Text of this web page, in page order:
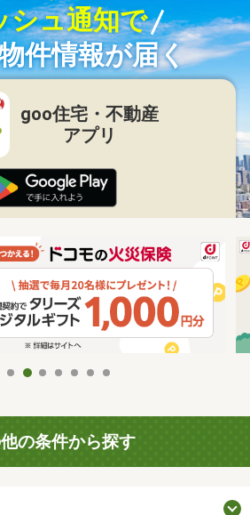
シュ通知で
件情報が届く
goo住宅・不動産
アプリ
の条件から探す